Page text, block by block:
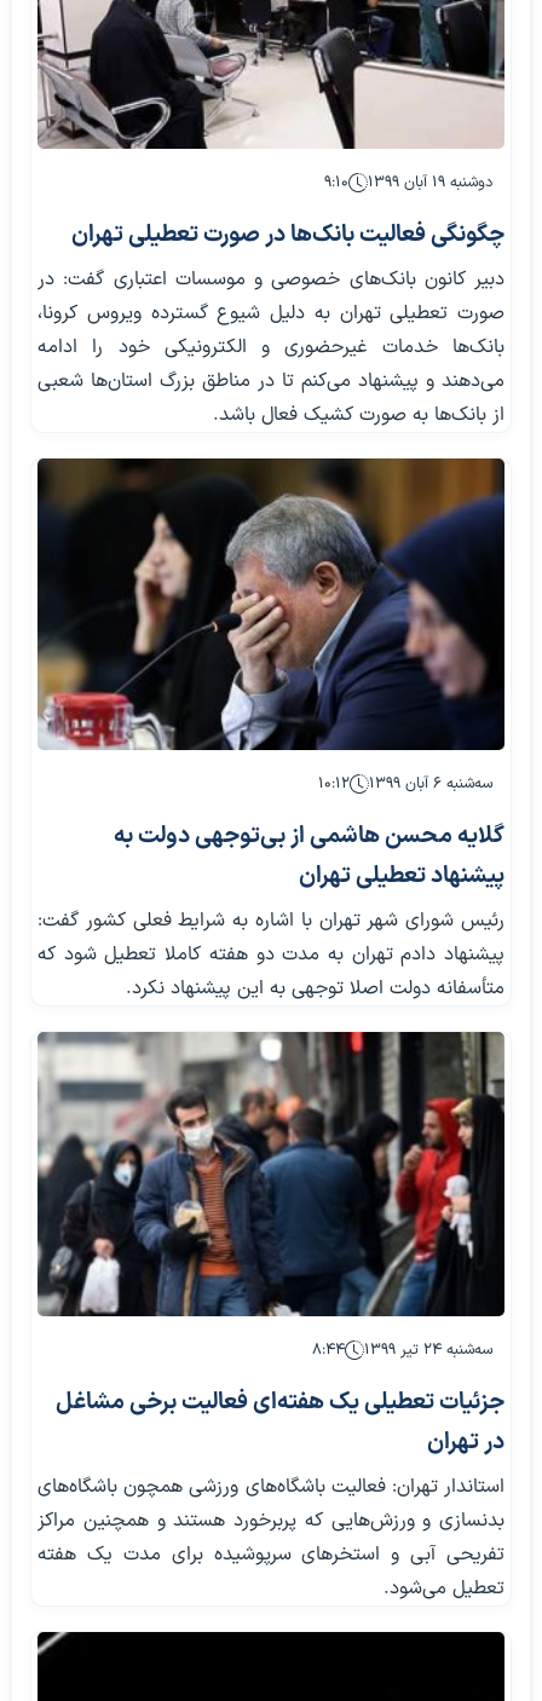
دوشنبه ۱۹ آبان ۱۳۹۹ ۹:۱۰
چگونگی فعالیت بانک‌ها در صورت تعطیلی تهران
دبیر کانون بانک‌های خصوصی و موسسات اعتباری گفت: در
صورت تعطیلی تهران به دلیل شیوع گسترده ویروس کرونا،
بانک‌ها خدمات غیرحضوری و الکترونیکی خود را ادامه
می‌دهند و پیشنهاد می‌کنم تا در مناطق بزرگ استان‌ها شعبی
از بانک‌ها به صورت کشیک فعال باشد.
سه‌شنبه ۶ آبان ۱۳۹۹ ۱۰:۱۲
گلایه محسن هاشمی از بی‌توجهی دولت به
پیشنهاد تعطیلی تهران
رئیس شورای شهر تهران با اشاره به شرایط فعلی کشور گفت:
پیشنهاد دادم تهران به مدت دو هفته کاملا تعطیل شود که
متأسفانه دولت اصلا توجهی به این پیشنهاد نکرد.
سه‌شنبه ۲۴ تیر ۱۳۹۹ ۸:۴۴
جزئیات تعطیلی یک هفته‌ای فعالیت برخی مشاغل
در تهران
استاندار تهران: فعالیت باشگاه‌های ورزشی همچون باشگاه‌های
بدنسازی و ورزش‌هایی که پربرخورد هستند و همچنین مراکز
تفریحی آبی و استخرهای سرپوشیده برای مدت یک هفته
تعطیل می‌شود.